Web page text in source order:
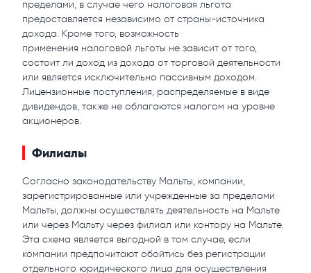
пределами, в случае чего налоговая льгота
предоставляется независимо от страны-источника
дохода. Кроме того, возможность
применения налоговой льготы не зависит от того,
состоит ли доход из дохода от торговой деятельности
или является исключительно пассивным доходом.
Лицензионные поступления, распределяемые в виде
дивидендов, также не облагаются налогом на уровне
акционеров.
Филиалы
Согласно законодательству Мальты, компании,
зарегистрированные или учрежденные за пределами
Мальты, должны осуществлять деятельность на Мальте
или через Мальту через филиал или контору на Мальте.
Эта схема является выгодной в том случае, если
компании предпочитают обойтись без регистрации
отдельного юридического лица для осуществления